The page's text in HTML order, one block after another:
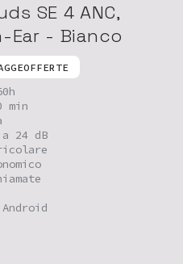
SE 4 ANC,
Ear - Bianco
min
24 dB